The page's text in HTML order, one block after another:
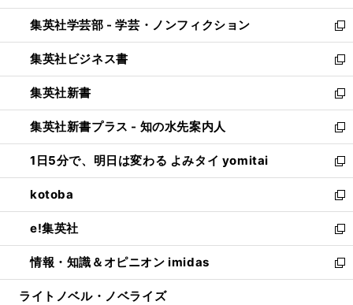
開
く
ウ
で
開
く
ン
ド
ウ
で
開
く
ウ
ィ
ン
ド
ウ
で
開
く
集英社学芸部 - 学芸・ノンフィクション
新
し
い
ウ
ィ
ン
ド
ウ
で
開
く
集英社ビジネス書
新
し
い
ウ
ィ
ン
ド
ウ
で
開
く
集英社新書
新
し
い
ウ
ィ
ン
ド
ウ
で
開
く
集英社新書プラス - 知の水先案内人
新
し
い
ウ
ィ
ン
ド
ウ
で
開
1日5分で、明日は変わる よみタイ yomitai
新
し
い
ウ
ィ
ン
ド
ウ
kotoba
新
し
い
ウ
ィ
ン
e!集英社
新
し
い
ウ
情報・知識＆オピニオン imidas
新
し
ライトノベル・ノベライズ